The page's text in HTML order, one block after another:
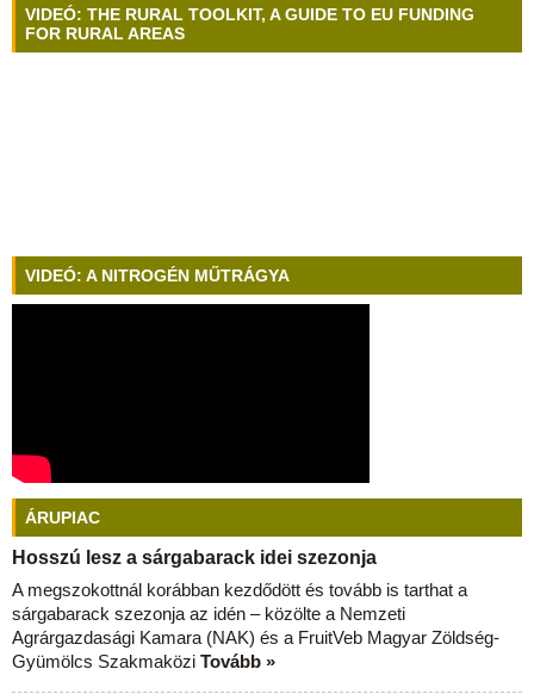
VIDEÓ: THE RURAL TOOLKIT, A GUIDE TO EU FUNDING
FOR RURAL AREAS
VIDEÓ: A NITROGÉN MŰTRÁGYA
ÁRUPIAC
Hosszú lesz a sárgabarack idei szezonja
A megszokottnál korábban kezdődött és tovább is tarthat a
sárgabarack szezonja az idén – közölte a Nemzeti
Agrárgazdasági Kamara (NAK) és a FruitVeb Magyar Zöldség-
Gyümölcs Szakmaközi Tovább »